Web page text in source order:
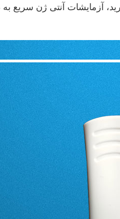
آزمایشات آنتی ژن